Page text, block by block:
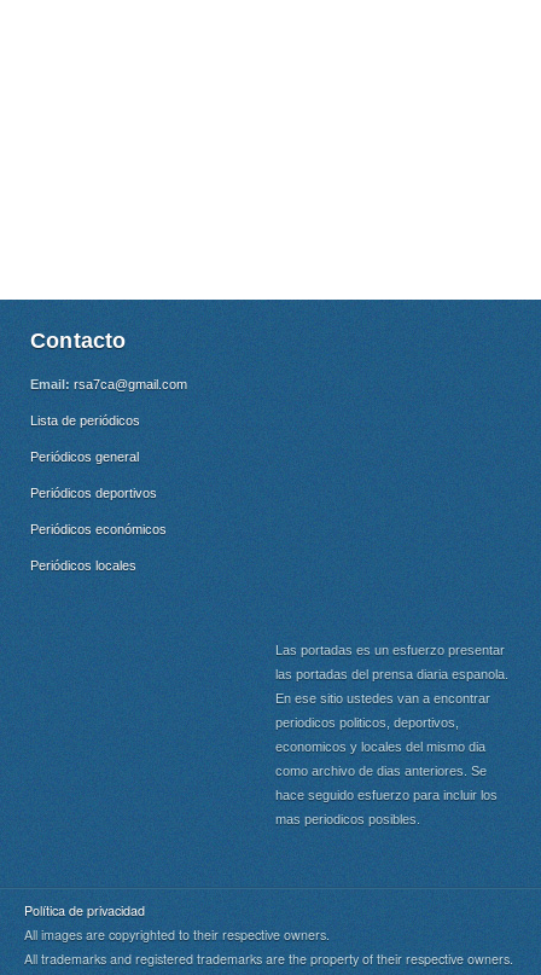
Contacto
Email: rsa7ca@gmail.com
Lista de periódicos
Periódicos general
Periódicos deportivos
Periódicos económicos
Periódicos locales
Las portadas es un esfuerzo presentar
las portadas del prensa diaria espanola.
En ese sitio ustedes van a encontrar
periodicos politicos, deportivos,
economicos y locales del mismo dia
como archivo de dias anteriores. Se
hace seguido esfuerzo para incluir los
mas periodicos posibles.
Política de privacidad
All images are copyrighted to their respective owners.
All trademarks and registered trademarks are the property of their respective owners.